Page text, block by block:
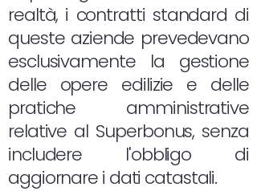
realtà, i contratti standard di
queste aziende prevedevano
esclusivamente la gestione
delle opere edilizie e delle
pratiche amministrative
relative al Superbonus, senza
includere l'obbligo di
aggiornare i dati catastali.